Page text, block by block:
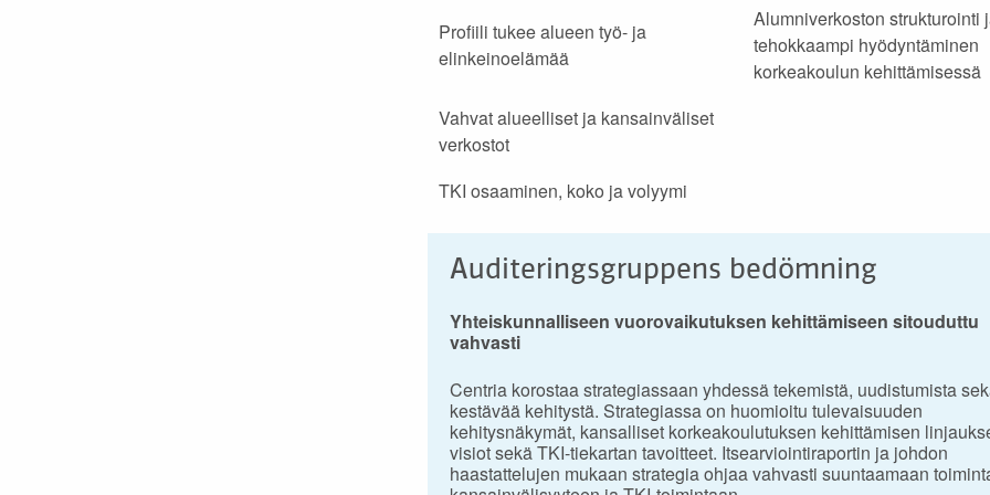
Profiili tukee alueen työ- ja
elinkeinoelämää
Alumniverkoston strukturointi
tehokkaampi hyödyntäminen
korkeakoulun kehittämisessä
Vahvat alueelliset ja kansainväliset
verkostot
TKI osaaminen, koko ja volyymi
Auditeringsgruppens bedömning
Yhteiskunnalliseen vuorovaikutuksen kehittämiseen sitouduttu
vahvasti
Centria korostaa strategiassaan yhdessä tekemistä, uudistumista
kestävää kehitystä. Strategiassa on huomioitu tulevaisuuden
kehitysnäkymät, kansalliset korkeakoulutuksen kehittämisen
visiot sekä TKI-tiekartan tavoitteet. Itsearviointiraportin ja johdon
haastattelujen mukaan strategia ohjaa vahvasti suuntaamaan